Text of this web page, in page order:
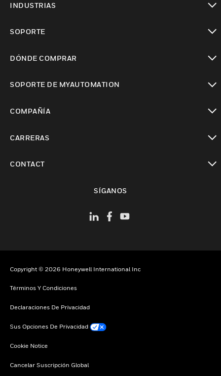
INDUSTRIAS
SOPORTE
DÓNDE COMPRAR
SOPORTE DE MYAUTOMATION
COMPAÑÍA
CARRERAS
CONTACT
SÍGANOS
Copyright © 2026 Honeywell International Inc
Términos Y Condiciones
Declaraciones De Privacidad
Sus Opciones De Privacidad
Cookie Notice
Cancelar Suscripción Global